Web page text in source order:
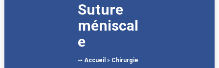
Suture
méniscal
e
➙ Accueil » Chirurgie